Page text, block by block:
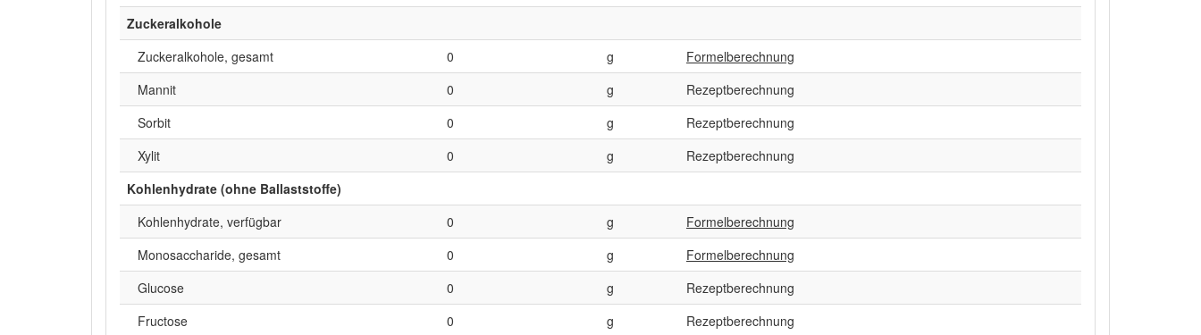
Zuckeralkohole
Zuckeralkohole, gesamt
0 g
Formelberechnung
Mannit
0 g
Rezeptberechnung
Sorbit
0 g
Rezeptberechnung
Xylit
0 g
Rezeptberechnung
Kohlenhydrate (ohne Ballaststoffe)
Kohlenhydrate, verfügbar
0 g
Formelberechnung
Monosaccharide, gesamt
0 g
Formelberechnung
Glucose
0 g
Rezeptberechnung
Fructose
0 g Rezeptberechnung